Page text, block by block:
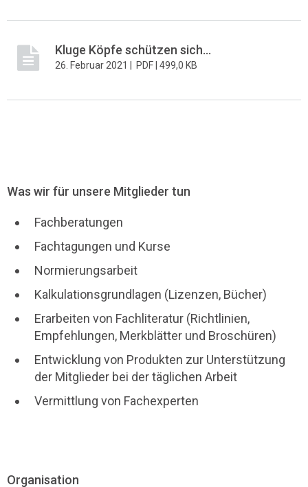
Kluge Köpfe schützen sich...
26. Februar 2021 | PDF | 499,0 KB
Was wir für unsere Mitglieder tun
Fachberatungen
Fachtagungen und Kurse
Normierungsarbeit
Kalkulationsgrundlagen (Lizenzen, Bücher)
Erarbeiten von Fachliteratur (Richtlinien,
Empfehlungen, Merkblätter und Broschüren)
Entwicklung von Produkten zur Unterstützung
der Mitglieder bei der täglichen Arbeit
Vermittlung von Fachexperten
Organisation